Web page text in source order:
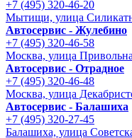
+7 (495) 320-46-20
Мытищи, улица
Автосервис - Жулебино
+7 (495) 320-46-58
Москва, улица
Автосервис - Отрадное
+7 (495) 320-46-48
Москва, улица
Автосервис - Балашиха
+7 (495) 320-27-45
Балашиха, улица